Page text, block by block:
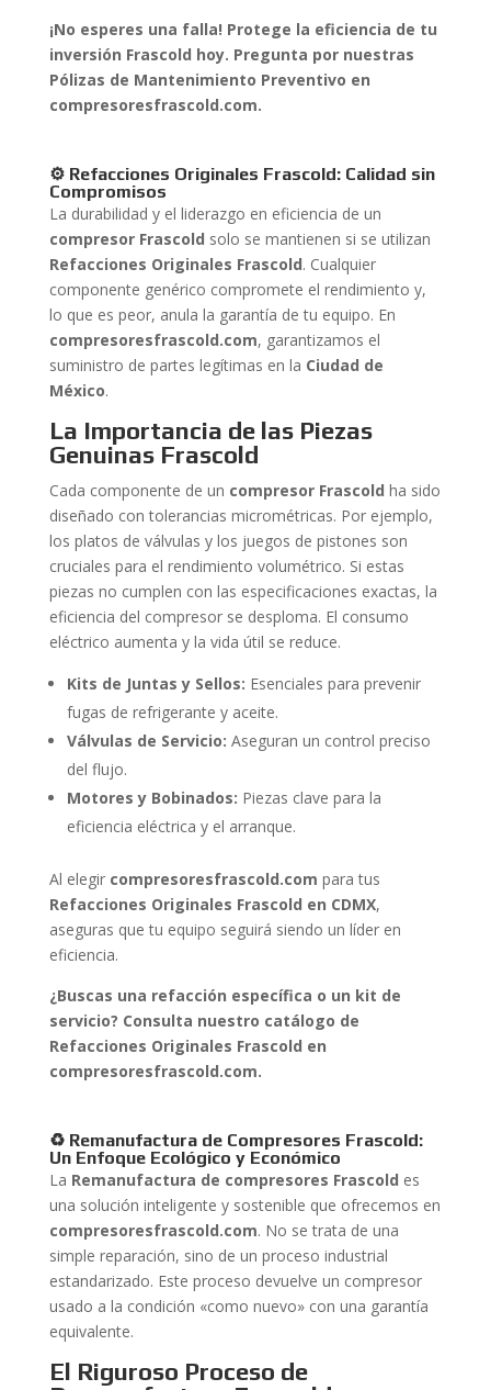
¡No esperes una falla! Protege la eficiencia de tu
inversión Frascold hoy. Pregunta por nuestras
Pólizas de Mantenimiento Preventivo en
compresoresfrascold.com.
⚙️ Refacciones Originales Frascold: Calidad sin
Compromisos
La durabilidad y el liderazgo en eficiencia de un
compresor Frascold solo se mantienen si se utilizan
Refacciones Originales Frascold. Cualquier
componente genérico compromete el rendimiento y,
lo que es peor, anula la garantía de tu equipo. En
compresoresfrascold.com, garantizamos el
suministro de partes legítimas en la Ciudad de
México.
La Importancia de las Piezas
Genuinas Frascold
Cada componente de un compresor Frascold ha sido
diseñado con tolerancias micrométricas. Por ejemplo,
los platos de válvulas y los juegos de pistones son
cruciales para el rendimiento volumétrico. Si estas
piezas no cumplen con las especificaciones exactas, la
eficiencia del compresor se desploma. El consumo
eléctrico aumenta y la vida útil se reduce.
Kits de Juntas y Sellos: Esenciales para prevenir
fugas de refrigerante y aceite.
Válvulas de Servicio: Aseguran un control preciso
del flujo.
Motores y Bobinados: Piezas clave para la
eficiencia eléctrica y el arranque.
Al elegir compresoresfrascold.com para tus
Refacciones Originales Frascold en CDMX,
aseguras que tu equipo seguirá siendo un líder en
eficiencia.
¿Buscas una refacción específica o un kit de
servicio? Consulta nuestro catálogo de
Refacciones Originales Frascold en
compresoresfrascold.com.
♻️ Remanufactura de Compresores Frascold:
Un Enfoque Ecológico y Económico
La Remanufactura de compresores Frascold es
una solución inteligente y sostenible que ofrecemos en
compresoresfrascold.com. No se trata de una
simple reparación, sino de un proceso industrial
estandarizado. Este proceso devuelve un compresor
usado a la condición «como nuevo» con una garantía
equivalente.
El Riguroso Proceso de